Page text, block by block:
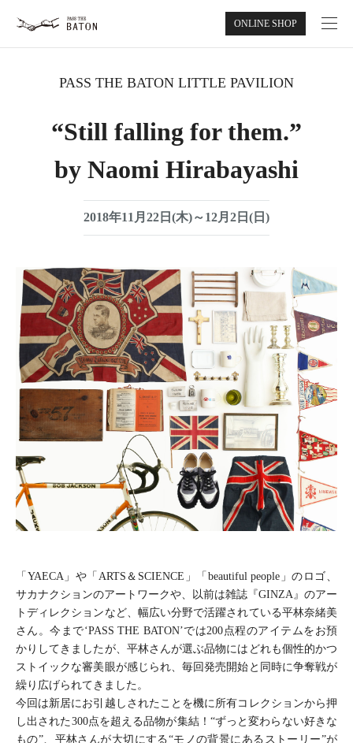
ONLINE SHOP
ABOUT
RECRUIT
PASS THE BATON MARKET
ONLINE SHOP
Recruit Privacy Policy
Company Contact
Return Policy
PASS THE BATON LITTLE PAVILION
“Still falling for them.”
by Naomi Hirabayashi
2018年11月22日(木)～12月2日(日)
「YAECA」や「ARTS＆SCIENCE」「beautiful people」のロゴ、
サカナクションのアートワークや、以前は雑誌『GINZA』のアー
トディレクションなど、幅広い分野で活躍されている平林奈緒美
さん。今まで‘PASS THE BATON’では200点程のアイテムをお預
かりしてきましたが、平林さんが選ぶ品物にはどれも個性的かつ
ストイックな審美眼が感じられ、毎回発売開始と同時に争奪戦が
繰り広げられてきました。
今回は新居にお引越しされたことを機に所有コレクションから押
し出された300点を超える品物が集結！“ずっと変わらない好きな
もの”、平林さんが大切にする“モノの背景にあるストーリー”が